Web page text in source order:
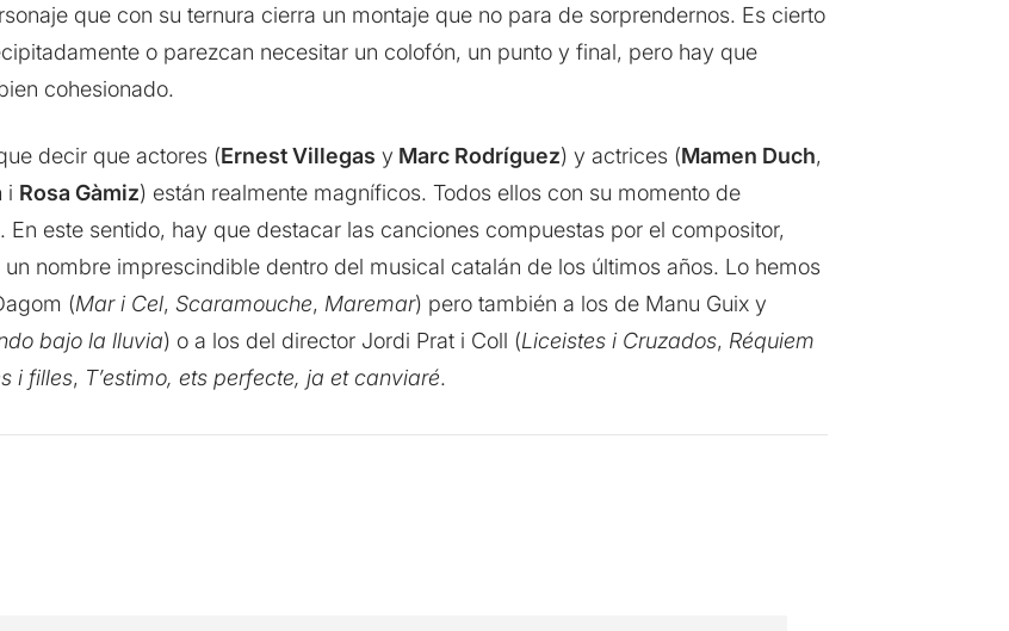
que con su ternura cierra un montaje que no para de sorprendernos. Es cierto
o parezcan necesitar un colofón, un punto y final, pero hay que
cohesionado.
decir que actores (Ernest Villegas y Marc Rodríguez) y actrices (Mamen Duch,
i Rosa Gàmiz) están realmente magníficos. Todos ellos con su momento de
este sentido, hay que destacar las canciones compuestas por el compositor,
un nombre imprescindible dentro del musical catalán de los últimos años. Lo hemos
(Mar i Cel, Scaramouche, Maremar) pero también a los de Manu Guix y
bajo la lluvia) o a los del director Jordi Prat i Coll (Liceistes i Cruzados, Réquiem
i filles, T’estimo, ets perfecte, ja et canviaré.